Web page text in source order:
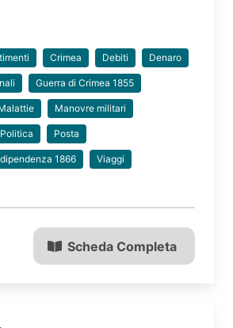
Crimea Debiti Denaro
Guerra di Crimea 1855
Manovre militari
Politica Posta
1866 Viaggi
Scheda Completa